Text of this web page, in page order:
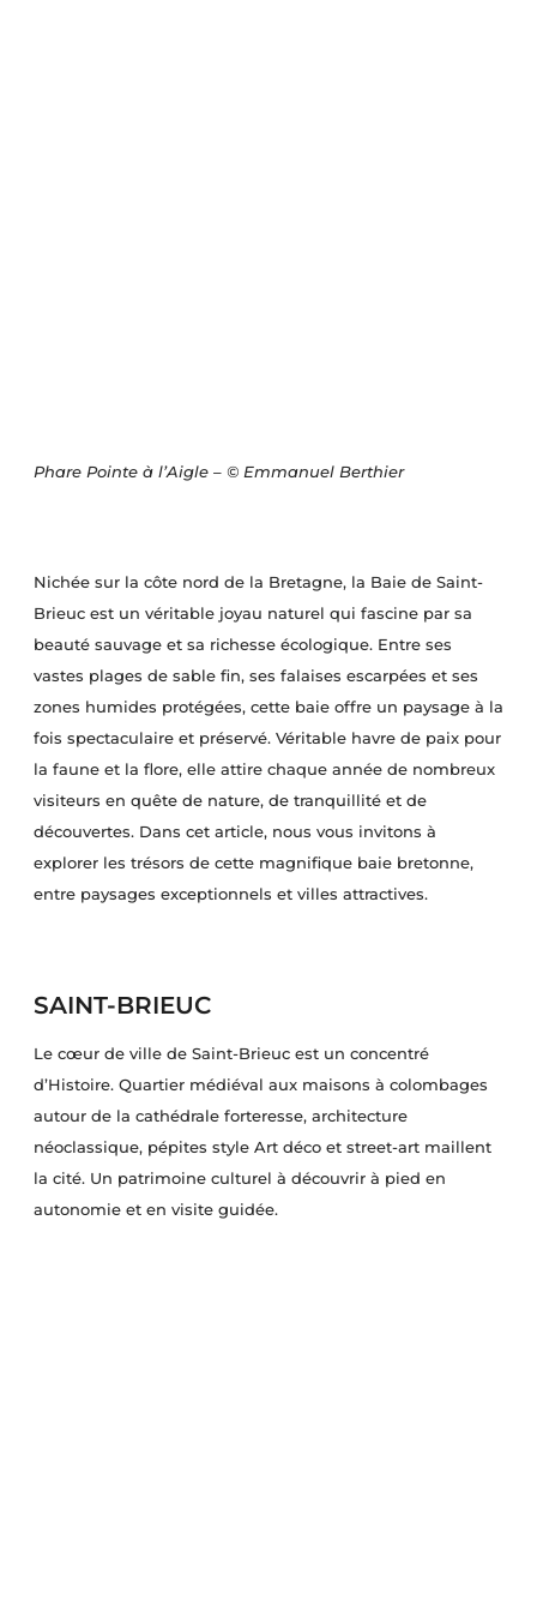
Phare Pointe à l’Aigle – © Emmanuel Berthier
Nichée sur la côte nord de la Bretagne, la Baie de Saint-
Brieuc est un véritable joyau naturel qui fascine par sa
beauté sauvage et sa richesse écologique. Entre ses
vastes plages de sable fin, ses falaises escarpées et ses
zones humides protégées, cette baie offre un paysage à la
fois spectaculaire et préservé. Véritable havre de paix pour
la faune et la flore, elle attire chaque année de nombreux
visiteurs en quête de nature, de tranquillité et de
découvertes. Dans cet article, nous vous invitons à
explorer les trésors de cette magnifique baie bretonne,
entre paysages exceptionnels et villes attractives.
SAINT-BRIEUC
Le cœur de ville de Saint-Brieuc est un concentré
d’Histoire. Quartier médiéval aux maisons à colombages
autour de la cathédrale forteresse, architecture
néoclassique, pépites style Art déco et street-art maillent
la cité. Un patrimoine culturel à découvrir à pied en
autonomie et en visite guidée.